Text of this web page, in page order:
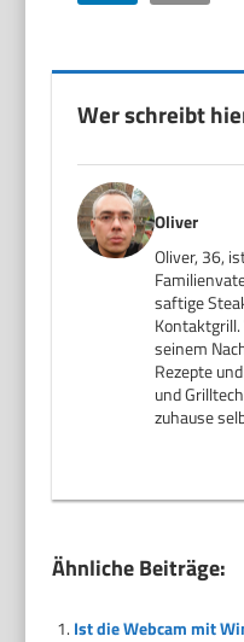
Wer schreibt
Oliver
Oliver, 36,
saftige
seinem
Rezepte
und
zuhause
Ähnliche Beiträge:
Ist die Webcam mit